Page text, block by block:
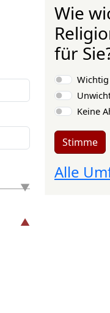
Wie
für
Wichtig
Keine
Stimme
Alle